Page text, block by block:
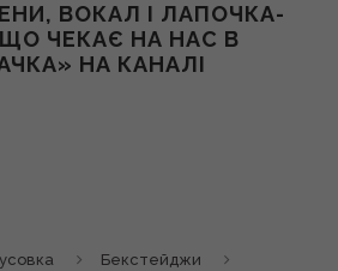
ВОКАЛ І ЛАПОЧКА-
ЧЕКАЄ НА НАС В
НА КАНАЛІ
Бекстейджи